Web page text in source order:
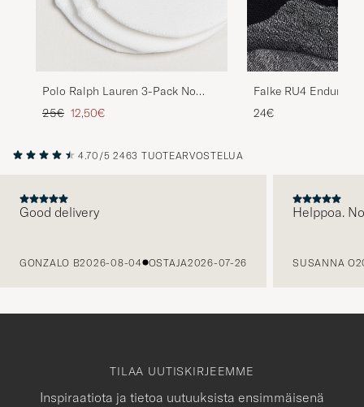
Polo Ralph Lauren 3-Pack No
Show Big Pony Pony Socks White
Tavallinen hinta
25€ Alennettu hinta
12,50€
Falke RU4
Running Socks
24€
4.70/5 2463 TUOTEARVOSTELUA
Good delivery
GONZALO B2026-08-04 OSTAJA2026-07-26
Helppoa.
SUSANNA O
TILAA UUTISKIRJEEMME
Inspiraatiota ja tietoa uutuuksista ensimmäisenä